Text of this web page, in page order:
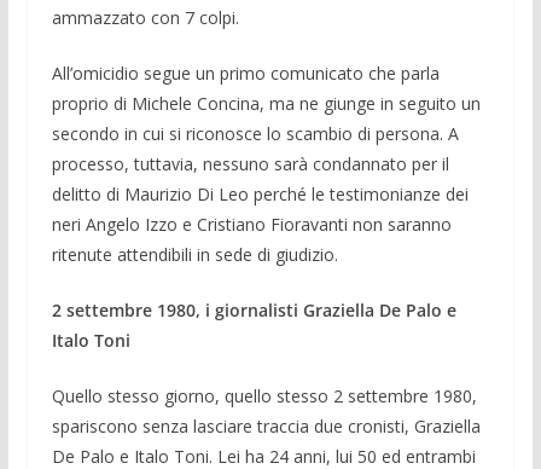
ammazzato con 7 colpi.
All’omicidio segue un primo comunicato che parla
proprio di Michele Concina, ma ne giunge in seguito un
secondo in cui si riconosce lo scambio di persona. A
processo, tuttavia, nessuno sarà condannato per il
delitto di Maurizio Di Leo perché le testimonianze dei
neri Angelo Izzo e Cristiano Fioravanti non saranno
ritenute attendibili in sede di giudizio.
2 settembre 1980, i giornalisti Graziella De Palo e
Italo Toni
Quello stesso giorno, quello stesso 2 settembre 1980,
spariscono senza lasciare traccia due cronisti, Graziella
De Palo e Italo Toni. Lei ha 24 anni, lui 50 ed entrambi